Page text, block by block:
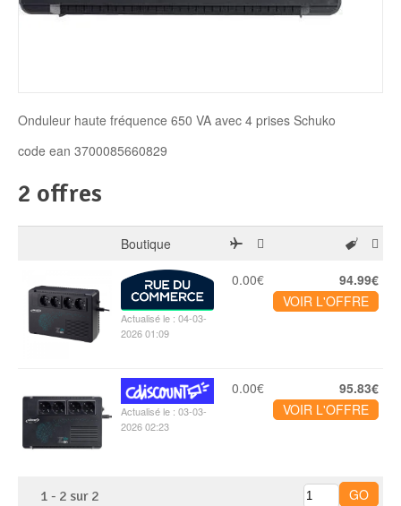
Disque SSD
Onduleur haute fréquence 650 VA avec 4 prises Schuko
code ean 3700085660829
2 offres
Boutique
Actualisé le : 04-03-
2026 01:09
0.00€
94.99€
VOIR L'OFFRE
Actualisé le : 03-03-
2026 02:23
0.00€
95.83€
VOIR L'OFFRE
1 - 2 sur 2